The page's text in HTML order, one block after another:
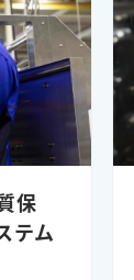
問い
保
テム